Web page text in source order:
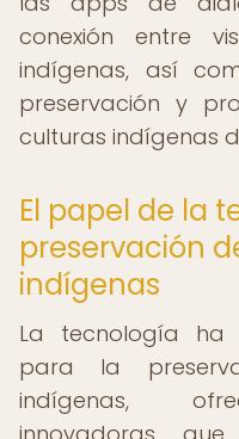
conexión entre
indígenas, así
preservación y
culturas indígenas
El papel de la
preservación
indígenas
La tecnología ha
para la
indígenas,